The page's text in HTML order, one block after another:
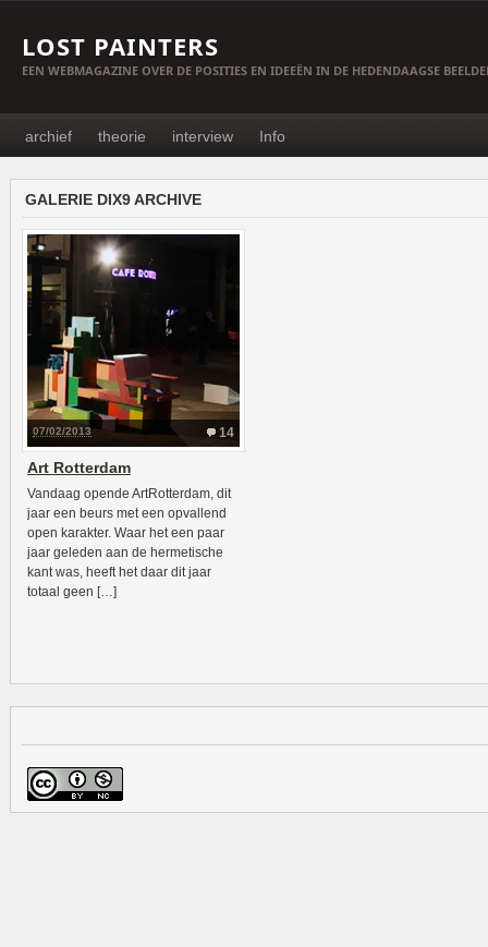
LOST PAINTERS
EEN WEBMAGAZINE OVER DE POSITIES EN IDEEËN IN DE HEDENDAAGSE
archief theorie interview Info
GALERIE DIX9 ARCHIVE
14
07/02/2013
Art Rotterdam
Vandaag opende ArtRotterdam, dit
jaar een beurs met een opvallend
open karakter. Waar het een paar
jaar geleden aan de hermetische
kant was, heeft het daar dit jaar
totaal geen […]